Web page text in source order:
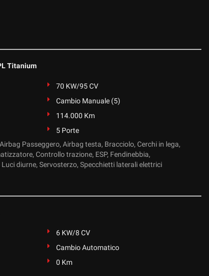
Titanium
70 KW/95 CV
Cambio Manuale (5)
114.000 Km
5 Porte
Passeggero, Airbag testa, Bracciolo, Cerchi in lega,
Controllo trazione, ESP, Fendinebbia,
diurne, Servosterzo, Specchietti laterali elettrici
6 KW/8 CV
Cambio Automatico
0 Km